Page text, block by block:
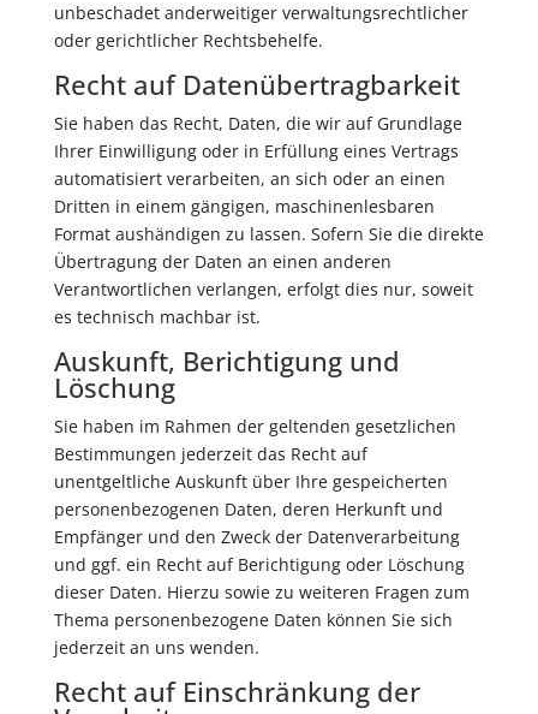
unbeschadet anderweitiger verwaltungsrechtlicher
oder gerichtlicher Rechtsbehelfe.
Recht auf Daten­übertrag­barkeit
Sie haben das Recht, Daten, die wir auf Grundlage
Ihrer Einwilligung oder in Erfüllung eines Vertrags
automatisiert verarbeiten, an sich oder an einen
Dritten in einem gängigen, maschinenlesbaren
Format aushändigen zu lassen. Sofern Sie die direkte
Übertragung der Daten an einen anderen
Verantwortlichen verlangen, erfolgt dies nur, soweit
es technisch machbar ist.
Auskunft, Berichtigung und
Löschung
Sie haben im Rahmen der geltenden gesetzlichen
Bestimmungen jederzeit das Recht auf
unentgeltliche Auskunft über Ihre gespeicherten
personenbezogenen Daten, deren Herkunft und
Empfänger und den Zweck der Datenverarbeitung
und ggf. ein Recht auf Berichtigung oder Löschung
dieser Daten. Hierzu sowie zu weiteren Fragen zum
Thema personenbezogene Daten können Sie sich
jederzeit an uns wenden.
Recht auf Einschränkung der